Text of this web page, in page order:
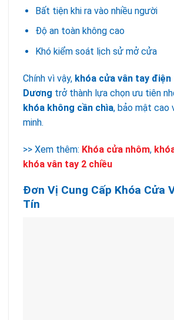
Bất tiện khi ra vào nhiều người
Độ an toàn không cao
Khó kiểm soát lịch sử mở cửa
Chính vì vậy, khóa cửa vân tay
Dương trở thành lựa chọn ưu tiên
khóa không cần chìa, bảo mật cao
minh.
>> Xem thêm: Khóa cửa nhôm,
khóa vân tay 2 chiều
Đơn Vị Cung Cấp Khóa Cửa
Tín